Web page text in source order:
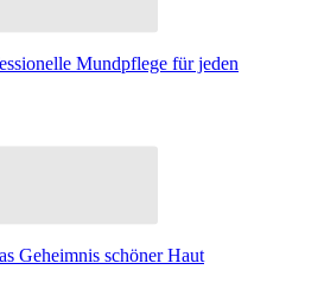
Mundpflege für jeden
Geheimnis schöner Haut